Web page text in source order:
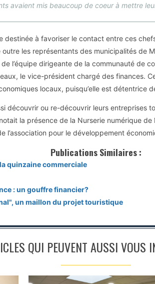
avaient mis beaucoup de coeur à mettre
destinée à favoriser le contact entre ces
les représentants des municipalités de
l’équipe dirigeante de la communauté de
le vice-président chargé des finances.
locaux, puisqu’elle est détentrice
découvrir ou re-découvrir leurs entreprises
la présence de la Nurserie numérique
l’association pour le développement
Publications Similaires :
quinzaine commerciale
: un gouffre financier?
un maillon du projet touristique
QUI PEUVENT AUSSI VOUS